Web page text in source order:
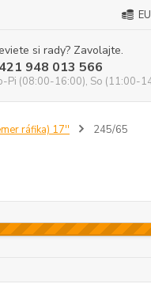
si rady? Zavolajte.
948 013 566
Pi (08:00-16:00), So (11:00-
ráfika) 17'' 245/65